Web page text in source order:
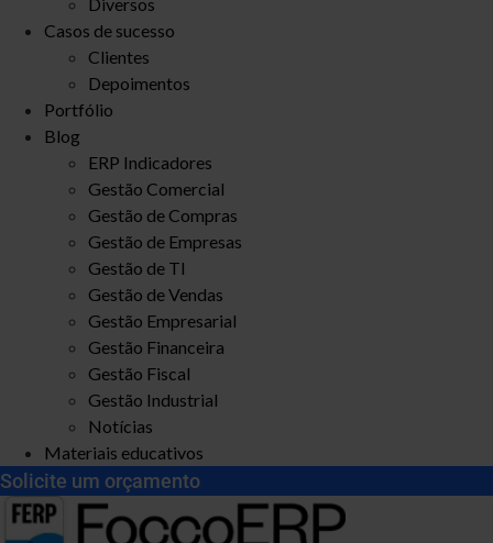
Casos de sucesso
Clientes
Depoimentos
Portfólio
Blog
ERP Indicadores
Gestão Comercial
Gestão de Compras
Gestão de Empresas
Gestão de TI
Gestão de Vendas
Gestão Empresarial
Gestão Financeira
Gestão Fiscal
Gestão Industrial
Notícias
Materiais educativos
Solicite um orçamento